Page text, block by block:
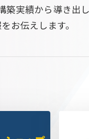
BtoB向けECサ
W2
AI buddy
築実績から導き出
お伝えします。